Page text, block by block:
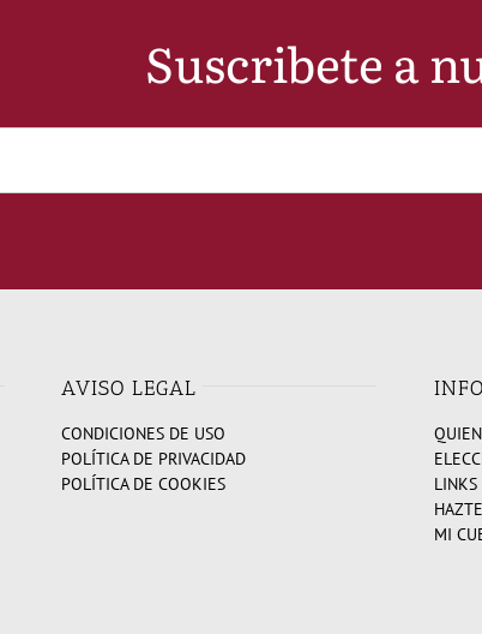
Suscribete a
AVISO LEGAL
CONDICIONES DE USO
POLÍTICA DE PRIVACIDAD
POLÍTICA DE COOKIES
LINKS
MI